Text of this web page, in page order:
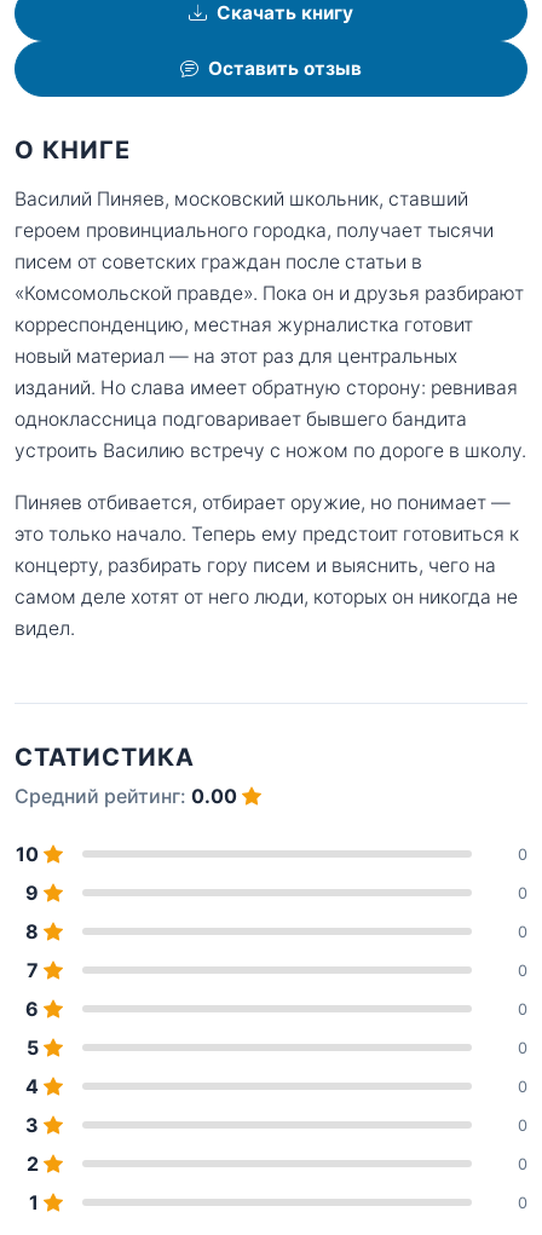
Скачать книгу
Оставить отзыв
О КНИГЕ
Василий Пиняев, московский школьник, ставший
героем провинциального городка, получает тысячи
писем от советских граждан после статьи в
«Комсомольской правде». Пока он и друзья разбирают
корреспонденцию, местная журналистка готовит
новый материал — на этот раз для центральных
изданий. Но слава имеет обратную сторону: ревнивая
одноклассница подговаривает бывшего бандита
устроить Василию встречу с ножом по дороге в школу.
Пиняев отбивается, отбирает оружие, но понимает —
это только начало. Теперь ему предстоит готовиться к
концерту, разбирать гору писем и выяснить, чего на
самом деле хотят от него люди, которых он никогда не
видел.
СТАТИСТИКА
Средний рейтинг: 0.00
10 0
9 0
8 0
7 0
6 0
5 0
4 0
3 0
2 0
1 0